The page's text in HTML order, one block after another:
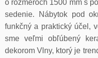
o rozmeroch 1500 mm s
sedenie. Nábytok pod
funkčný a praktický účel,
sme veľmi obľúbený
dekorom Vlny, ktorý je